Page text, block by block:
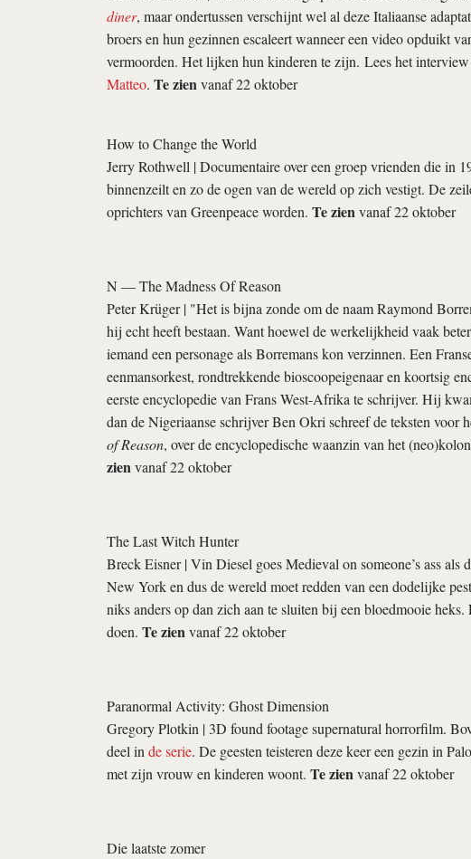
diner, maar ondertussen verschijnt wel al deze Italiaanse
broers en hun gezinnen escaleert wanneer een video opduikt
vermoorden. Het lijken hun kinderen te zijn. Lees het
Matteo. Te zien vanaf 22 oktober
How to Change the World
Jerry Rothwell | Documentaire over een groep vrienden die in
binnenzeilt en zo de ogen van de wereld op zich vestigt. De
oprichters van Greenpeace worden. Te zien vanaf 22 oktober
N — The Madness Of Reason
Peter Krüger| "Het is bijna zonde om de naam Raymond
hij echt heeft bestaan. Want hoewel de werkelijkheid vaak
iemand een personage als Borremans kon verzinnen. Een
eenmansorkest, rondtrekkende bioscoopeigenaar en koortsig
eerste encyclopedie van Frans West-Afrika te schrijver. Hij
dan de Nigeriaanse schrijver Ben Okri schreef de teksten voor
of Reason, over de encyclopedische waanzin van het
zien vanaf 22 oktober
The Last Witch Hunter
Breck Eisner| Vin Diesel goes Medieval on someone’s ass als
New York en dus de wereld moet redden van een dodelijke
niks anders op dan zich aan te sluiten bij een bloedmooie
doen. Te zien vanaf 22 oktober
Paranormal Activity: Ghost Dimension
Gregory Plotkin | 3D found footage supernatural horrorfilm.
deel in de serie. De geesten teisteren deze keer een gezin in
met zijn vrouw en kinderen woont. Te zien vanaf 22 oktober
Die laatste zomer